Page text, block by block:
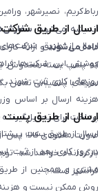
رباط‌کریم، نصیرشهر،
اندیشه می‌شود.
داده می‌شوندو ارائه
که پلمپ بسته مخدوش یا
سریعاً با پشتیبانی تماس
ارسال از طریق
ارسال از طریق
روزهای کاری ثبت
هزینه ارسال بر اساس
پرداخت برای
صورت مفقودی کالا، پس
فرانشیز است.
ارسال از طریق پست
ارسال از طریق پست
در روز کاری بعد از ثبت،
مشتری و همچنین از